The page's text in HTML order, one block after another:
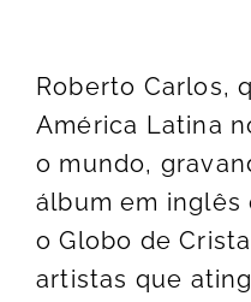
Roberto Carlos,
América Latina
o mundo,
álbum em inglês
o Globo de
artistas que